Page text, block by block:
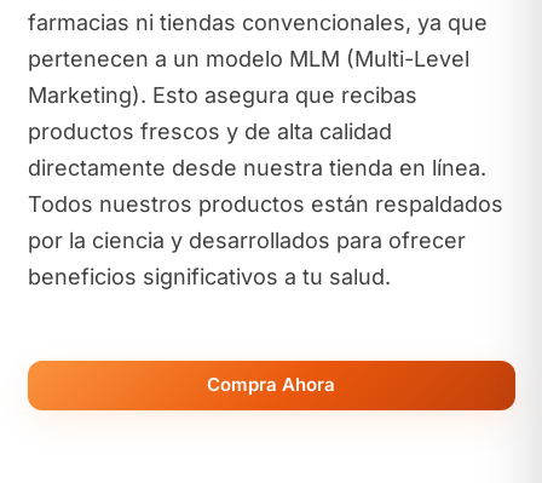
farmacias ni tiendas convencionales, ya que
pertenecen a un modelo MLM (Multi-Level
Marketing). Esto asegura que recibas
productos frescos y de alta calidad
directamente desde nuestra tienda en línea.
Todos nuestros productos están respaldados
por la ciencia y desarrollados para ofrecer
beneficios significativos a tu salud.
Compra Ahora